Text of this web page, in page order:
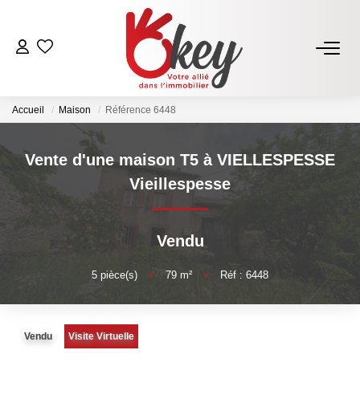
ACHETER
Acheter Avec Okey
Estimer Mon Bien
Combien D’acquéreurs Potentiels Pour Mon Bien ?
Espace Vendeur
Accueil Maison Référence 6448
Vente d'une maison T5 à VIELLESPESSE
Vieillespesse
Vendu
5 pièce(s) • 79 m² • Réf : 6448
Vendu Visite Virtuelle